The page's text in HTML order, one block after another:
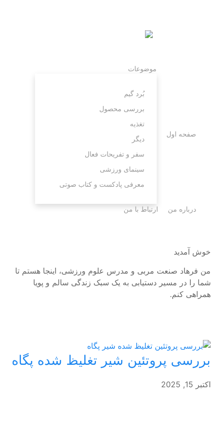
صفحه اول
موضوعات
بُرد گیم
بررسی محصول
تغذیه
دیگر
سفر و تفریحات فعال
سینمای ورزشی
معرفی پادکست و کتاب صوتی
درباره من ارتباط با من
خوش آمدید
من فرهاد صنعت مربی و مدرس علوم ورزشی، اینجا هستم تا
شما را در مسیر دستیابی به یک سبک زندگی سالم و پویا
همراهی کنم.
بررسی پروتئین شیر تغلیظ شده پگاه
اکتبر 15, 2025